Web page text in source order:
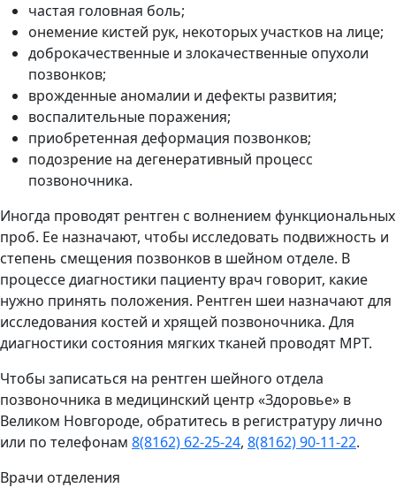
частая головная боль;
онемение кистей рук, некоторых участков на лице;
доброкачественные и злокачественные опухоли
позвонков;
врожденные аномалии и дефекты развития;
воспалительные поражения;
приобретенная деформация позвонков;
подозрение на дегенеративный процесс
позвоночника.
Иногда проводят рентген с волнением функциональных
проб. Ее назначают, чтобы исследовать подвижность и
степень смещения позвонков в шейном отделе. В
процессе диагностики пациенту врач говорит, какие
нужно принять положения. Рентген шеи назначают для
исследования костей и хрящей позвоночника. Для
диагностики состояния мягких тканей проводят МРТ.
Чтобы записаться на рентген шейного отдела
позвоночника в медицинский центр «Здоровье» в
Великом Новгороде, обратитесь в регистратуру лично
или по телефонам 8(8162) 62-25-24, 8(8162) 90-11-22.
Врачи отделения